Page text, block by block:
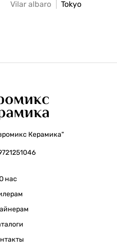
Vilar albaro Tokyo
Керамика"
нас